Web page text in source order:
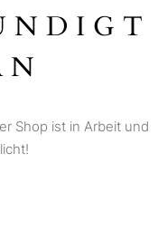
S
Shop ist in Arbeit und